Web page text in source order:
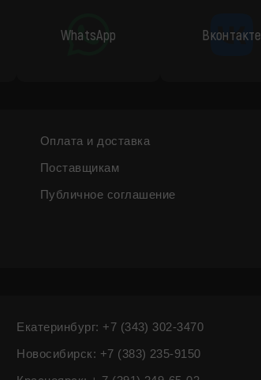
WhatsApp Вконтакте
Оплата и доставка
Поставщикам
Публичное соглашение
Екатеринбург: +7 (343) 302-3470
Новосибирск: +7 (383) 235-9150